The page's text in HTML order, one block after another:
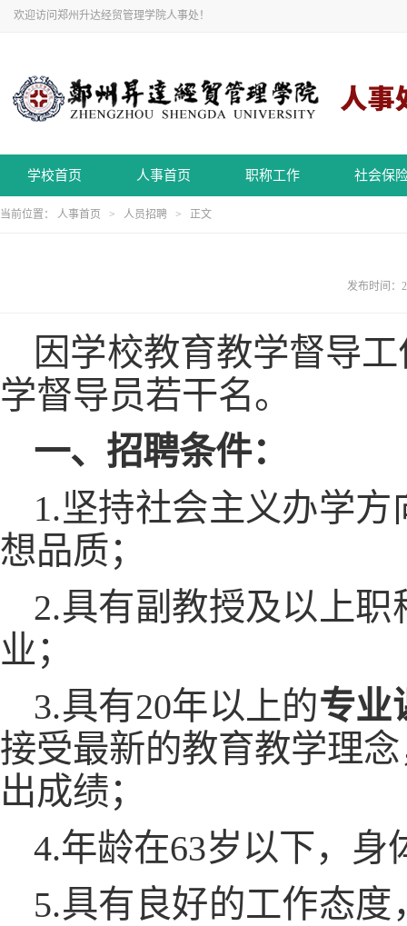
欢迎访问郑州升达经贸管理学院人事处！
学校首页 人事首页 职称工作 社会保
当前位置： 人事首页 > 人员招聘 > 正文
发布时间：
因学校教育教学督导
学督导员若干名。
一、招聘条件：
1.坚持社会主义办学
想品质；
2.具有副教授及以上
业；
3.具有20年以上的专业
接受最新的教育教学理
出成绩；
4.年龄在63岁以下，
5.具有良好的工作态